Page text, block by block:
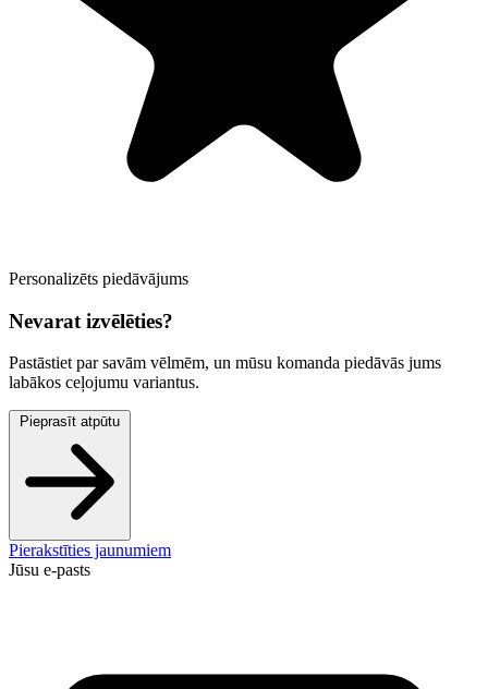
Personalizēts piedāvājums
Nevarat izvēlēties?
Pastāstiet par savām vēlmēm, un mūsu komanda piedāvās jums
labākos ceļojumu variantus.
Pieprasīt atpūtu
Pierakstīties jaunumiem
Jūsu e-pasts